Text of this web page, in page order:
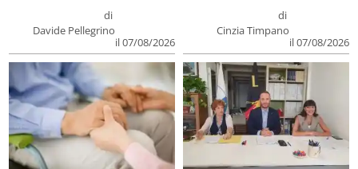
di
Davide Pellegrino
il 07/08/2026
di
Cinzia Timpano
il 07/08/2026